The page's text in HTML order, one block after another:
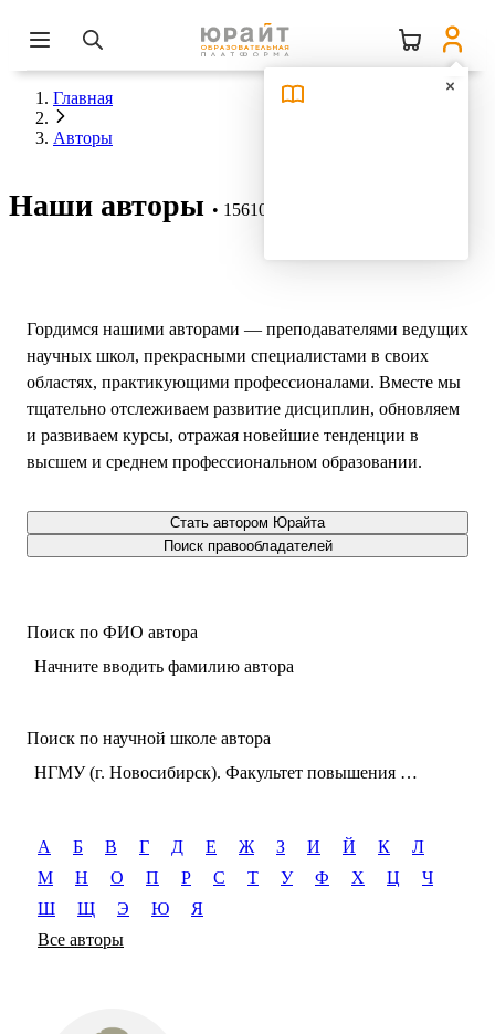
Главная
Авторы
Наши авторы 15610 авторов
Гордимся нашими авторами — преподавателями ведущих
научных школ, прекрасными специалистами в своих
областях, практикующими профессионалами. Вместе мы
тщательно отслеживаем развитие дисциплин, обновляем
и развиваем курсы, отражая новейшие тенденции в
высшем и среднем профессиональном образовании.
Стать автором Юрайта
Поиск правообладателей
Поиск по ФИО автора
Начните вводить фамилию автора
Поиск по научной школе автора
НГМУ (г. Новосибирск). Факультет повышения квалификации и профессиональной переподготовки врачей. Кафедра организации здравоохранения и общественного здоровья
А Б В Г Д Е Ж З И Й К
Л
М
Н О П Р С Т У Ф Х Ц
Ч
Ш
Щ Э Ю
Я
Все авторы